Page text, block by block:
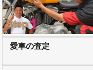
愛車の査定